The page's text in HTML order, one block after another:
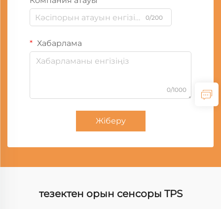
0/200
Хабарлама
0/1000
Жіберу
тезектен орын сенсоры TPS